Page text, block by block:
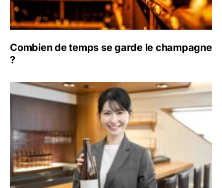
Combien de temps se garde le champagne
?